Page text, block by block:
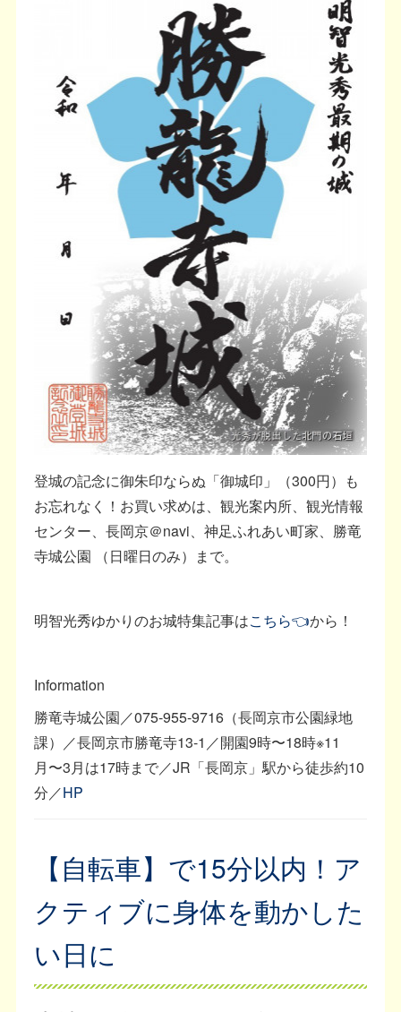
登城の記念に御朱印ならぬ「御城印」（300円）も
お忘れなく！お買い求めは、観光案内所、観光情報
センター、長岡京＠navi、神足ふれあい町家、勝竜
寺城公園 （日曜日のみ）まで。
明智光秀ゆかりのお城特集記事はこちら👈から！
Information
勝竜寺城公園／075-955-9716（長岡京市公園緑地
課）／長岡京市勝竜寺13-1／開園9時〜18時※11
月〜3月は17時まで／JR「長岡京」駅から徒歩約10
分／HP
【自転車】で15分以内！ア
クティブに身体を動かした
い日に